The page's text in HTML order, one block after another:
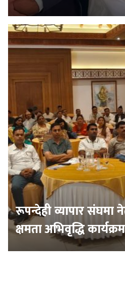
रूपन्देही व्यापार संघमा
क्षमता अभिवृद्धि